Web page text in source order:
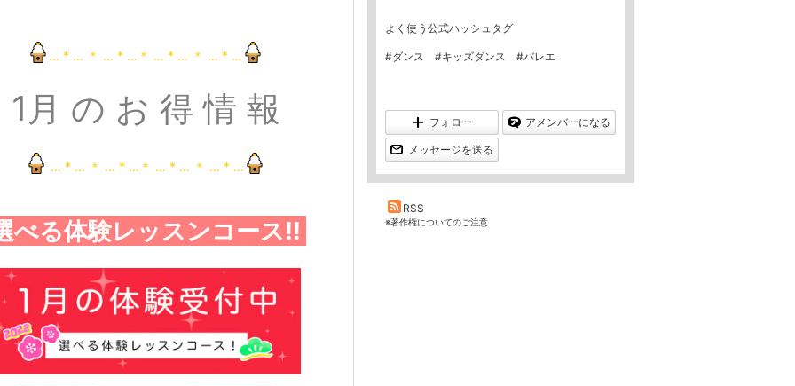
… * … ＊ … * …＊ … * … ＊ … * …
1月 の お 得 情 報
… * … ＊ … * …＊ … * … ＊ … * …
べる体験レッスンコース!!
よく使う公式ハッシュタグ
#ダンス #キッズダンス #バレエ
フォロー アメンバーになる
メッセージを送る
RSS
※著作権についてのご注意